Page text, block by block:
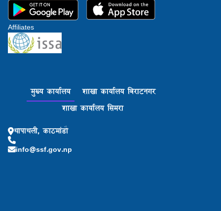
Affiliates
मुख्य कार्यालय
शाखा कार्यालय बिराटनगर
शाखा कार्यालय सिमरा
थापाथली, काठमांडौ
info@ssf.gov.np